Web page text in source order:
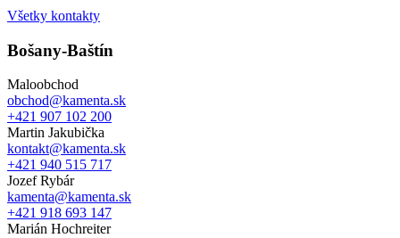
Všetky kontakty
Bošany-Baštín
Maloobchod
obchod@kamenta.sk
+421 907 102 200
Martin Jakubička
kontakt@kamenta.sk
+421 940 515 717
Jozef Rybár
kamenta@kamenta.sk
+421 918 693 147
Marián Hochreiter